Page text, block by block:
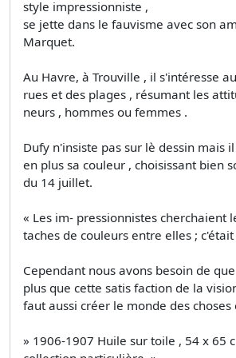
style impressionniste ,
se jette dans le fauvisme avec son
Marquet.
Au Havre, à Trouville , il s'intéresse
rues et des plages , résumant les
neurs , hommes ou femmes .
Dufy n'insiste pas sur lè dessin mais
en plus sa couleur , choisissant bien
du 14 juillet.
« Les im- pressionnistes cherchaient
taches de couleurs entre elles ;
Cependant nous avons besoin de
plus que cette satis­ faction de la
faut aussi créer le monde des choses
» 1906-1907 Huile sur toile , 54 x 65